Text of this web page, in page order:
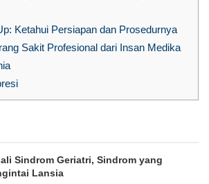
Ketahui Persiapan dan Prosedurnya
Sakit Profesional dari Insan Medika
Sindrom Geriatri, Sindrom yang
Lansia